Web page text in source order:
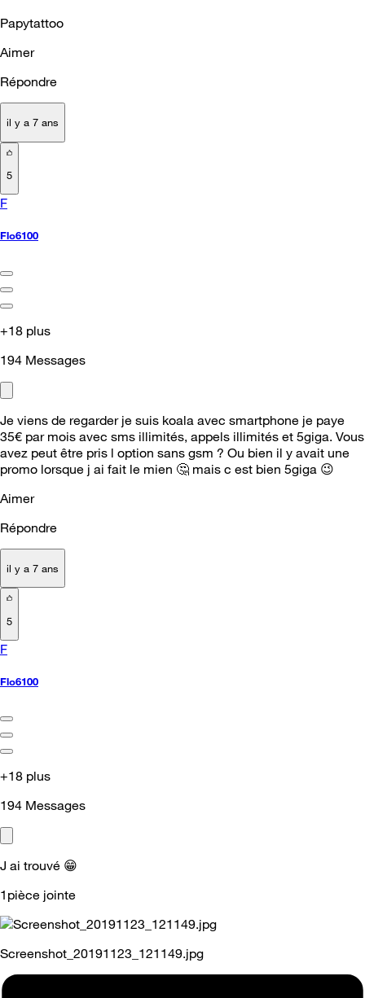
Papytattoo
Aimer
Répondre
il y a 7 ans
5
F
Flo6100
+18 plus
194 Messages
Je viens de regarder je suis koala avec smartphone je paye
35€ par mois avec sms illimités, appels illimités et 5giga. Vous
avez peut être pris l option sans gsm ? Ou bien il y avait une
promo lorsque j ai fait le mien 🤔 mais c est bien 5giga 😉
Aimer
Répondre
il y a 7 ans
5
F
Flo6100
+18 plus
194 Messages
J ai trouvé 😁
1pièce jointe
Screenshot_20191123_121149.jpg